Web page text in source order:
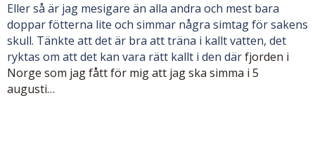
Eller så är jag mesigare än alla andra och mest bara
doppar fötterna lite och simmar några simtag för sakens
skull. Tänkte att det är bra att träna i kallt vatten, det
ryktas om att det kan vara rätt kallt i den därfjorden i
Norge som jag fått för mig att jag ska simma i 5
augusti…